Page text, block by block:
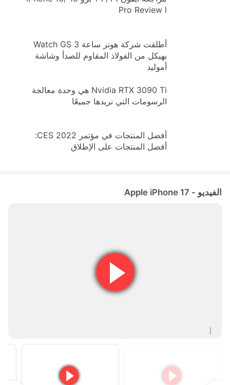
Pro Review l
أطلقت شركة هونر ساعة Watch GS 3
بهيكل من الفولاذ المقاوم للصدأ وشاشة
أموليد
Nvidia RTX 3090 Ti هي وحدة معالجة
الرسومات التي نريدها جميعًا
أفضل المنتجات في مؤتمر CES 2022:
أفضل المنتجات على الإطلاق
الفيديو - Apple iPhone 17